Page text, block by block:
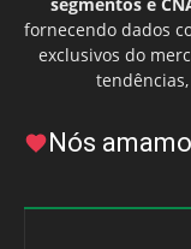
segmentos e
fornecendo dados
exclusivos do
Nós